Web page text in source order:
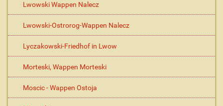
Lwowski Wappen Nalecz
Lwowski-Ostrorog-Wappen Nalecz
Lyczakowski-Friedhof in Lwow
Morteski, Wappen Morteski
Moscic - Wappen Ostoja